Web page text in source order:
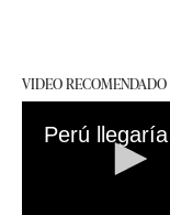
VIDEO RECOMENDADO